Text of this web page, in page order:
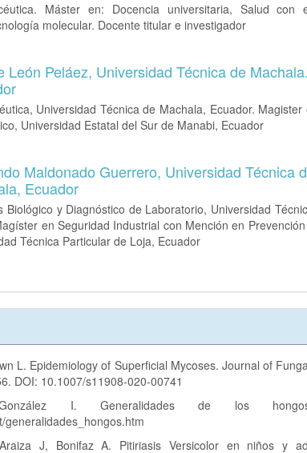
Máster en: Docencia universitaria, Salud con
molecular. Docente titular e investigador
León Peláez, Universidad Técnica de Machala.
Universidad Técnica de Machala, Ecuador. Magister
Universidad Estatal del Sur de Manabi, Ecuador
Maldonado Guerrero, Universidad Técnica
Ecuador
Biológico y Diagnóstico de Laboratorio, Universidad
en Seguridad Industrial con Mención en
Técnica Particular de Loja, Ecuador
L. Epidemiology of Superficial Mycoses. Journal of
DOI: 10.1007/s11908-020-00741
I. Generalidades de los
generalidades_hongos.htm
J, Bonifaz A. Pitiriasis Versicolor en niños y